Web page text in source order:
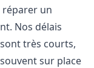
un
Nos délais
très courts,
sur place